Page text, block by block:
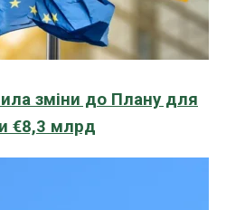
зміни до Плану для
€8,3 млрд